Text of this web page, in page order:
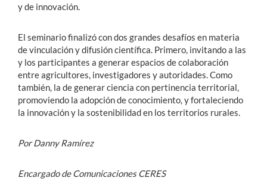
y de innovación.
El seminario finalizó con dos grandes desafíos en materia
de vinculación y difusión científica. Primero, invitando a las
y los participantes a generar espacios de colaboración
entre agricultores, investigadores y autoridades. Como
también, la de generar ciencia con pertinencia territorial,
promoviendo la adopción de conocimiento, y fortaleciendo
la innovación y la sostenibilidad en los territorios rurales.
Por Danny Ramírez
Encargado de Comunicaciones CERES